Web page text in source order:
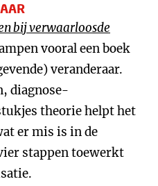
bij verwaarloosde
vooral een boek
veranderaar.
diagnose-
theorie helpt het
er mis is in de
stappen toewerkt